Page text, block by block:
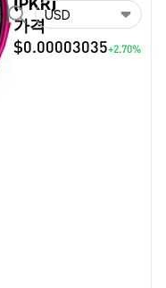
가격
$0.00003035+2.70%
USD